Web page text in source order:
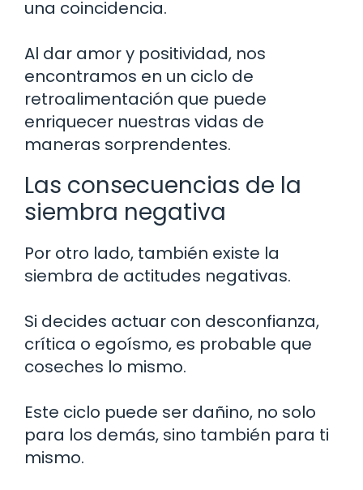
una coincidencia.
Al dar amor y positividad, nos
encontramos en un ciclo de
retroalimentación que puede
enriquecer nuestras vidas de
maneras sorprendentes.
Las consecuencias de la
siembra negativa
Por otro lado, también existe la
siembra de actitudes negativas.
Si decides actuar con desconfianza,
crítica o egoísmo, es probable que
coseches lo mismo.
Este ciclo puede ser dañino, no solo
para los demás, sino también para ti
mismo.